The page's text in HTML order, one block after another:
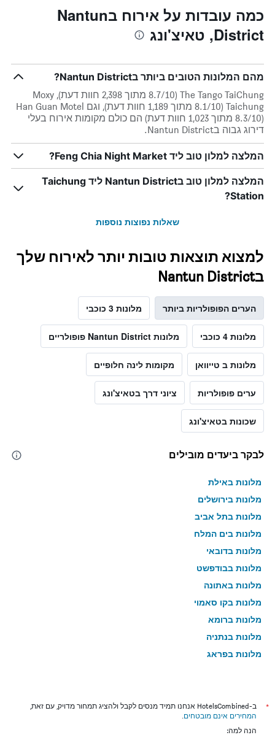
כמה עובדות על אירוח בNantun
District, טאיצ'ונג
מהם המלונות הטובים ביותר בNantun District?
The Tango TaiChung (8.7/10 מתוך 2,398 חוות דעת), Moxy
Taichung (8.1/10 מתוך 1,189 חוות דעת), וגם Han Guan Motel
(8.3/10 מתוך 1,023 חוות דעת) הם כולם מקומות אירוח בעלי
דירוג גבוה בNantun District.
המלצה למלון טוב ליד Feng Chia Night Market?
המלצה למלון טוב בNantun District ליד Taichung
Station?
שאלות נפוצות נוספות
למצוא תוצאות טובות יותר לאירוח שלך
בNantun District
הערים הפופולריות ביותר מלונות 3 כוכבי
מלונות 4 כוכבי מלונות Nantun District פופולריים
מלונות ב טייוואן מקומות לינה חלופיים
ערים פופולריות ציוני דרך בטאיצ'ונג
שכונות בטאיצ'ונג
לבקר ביעדים מובילים
מלונות באילת
מלונות בירושלים
מלונות בתל אביב
מלונות בים המלח
מלונות בדובאי
מלונות בבודפשט
מלונות באתונה
מלונות בקו סאמוי
מלונות ברומא
מלונות בנתניה
מלונות בפראג
מלונות בניו יורק
מלונות בבנגקוק
*
ב-HotelsCombined אנחנו תמיד מנסים לקבל ולהציג תמחור מדויק, עם זאת,
המחירים אינם מובטחים.
הנה למה: